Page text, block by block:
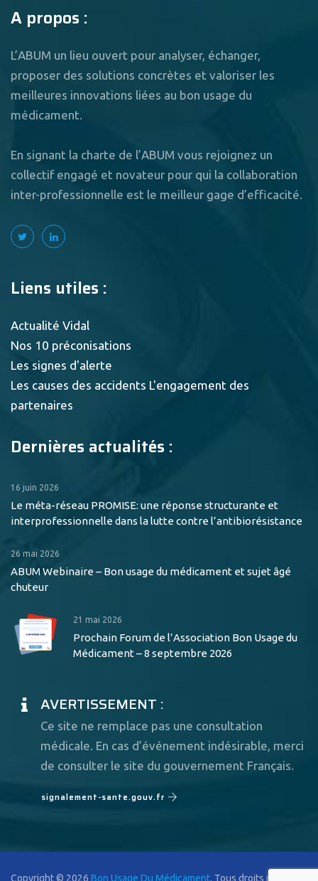
A propos :
L’ABUM un lieu ouvert pour analyser, échanger,
proposer des solutions concrètes et valoriser les
meilleures innovations liées au bon usage du
médicament.
En signant la charte de l’ABUM vous rejoignez un
collectif engagé et novateur pour qui la collaboration
inter-professionnelle est le meilleur gage d’efficacité.
Liens utiles :
Actualité Vidal
Nos 10 préconisations
Les signes d'alerte
Les causes des accidents L'engagement des
partenaires
Dernières actualités :
16 juin 2026
Le méta-réseau PROMISE: une réponse structurante et
interprofessionnelle dans la lutte contre l’antibiorésistance
26 mai 2026
ABUM Webinaire – Bon usage du médicament et sujet âgé
chuteur
21 mai 2026
Prochain Forum de l’Association Bon Usage du
Médicament – 8 septembre 2026
AVERTISSEMENT :
Ce site ne remplace pas une consultation
médicale. En cas d’événement indésirable, merci
de consulter le site du gouvernement Français.
signalement-sante.gouv.fr
Copyright © 2026 Bon Usage Du Médicament. Tous droits réservés.